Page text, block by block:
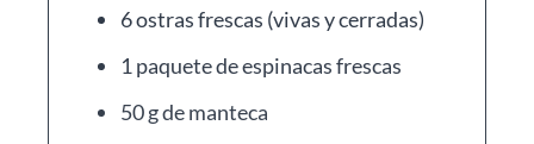
6 ostras frescas (vivas y cerradas)
1 paquete de espinacas frescas
50 g de manteca